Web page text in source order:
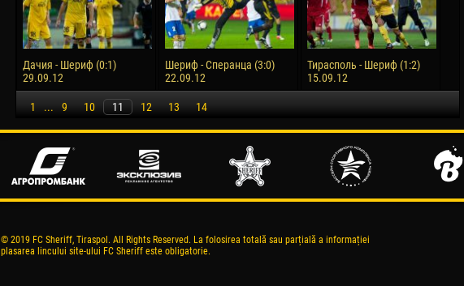
Дачия - Шериф (0:1)
29.09.12
Шериф - Сперанца (3:0)
22.09.12
Тирасполь - Шериф (1:2)
15.09.12
1 ... 9 10 11 12 13 14
© 2019 FC Sheriff, Tiraspol. All Rights Reserved. La folosirea totală sau parțială a informației
plasarea lincului site-ului FC Sheriff este obligatorie.